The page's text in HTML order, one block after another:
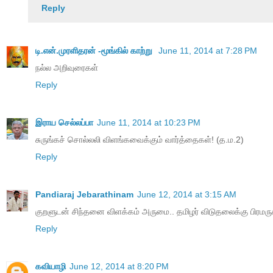
Reply
டி.என்.முரளிதரன் -மூங்கில் காற்று
June 11, 2014 at 7:28 PM
நல்ல அறிவுரைகள்
Reply
இராய செல்லப்பா June 11, 2014 at 10:23 PM
சுருங்கச் சொல்லலி விளங்கவைக்கும் வார்த்தைகள்! (த.ம.2)
Reply
Pandiaraj Jebarathinam June 12, 2014 at 3:15 AM
குறளுடன் சிந்தனை விளக்கம் அருமை.. தமிழர் விடுதலைக்கு
Reply
கவியாழி June 12, 2014 at 8:20 PM